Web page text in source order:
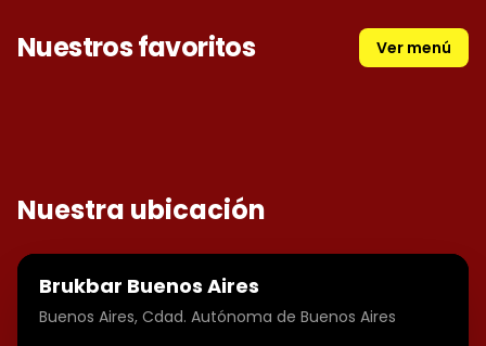
Nuestros favoritos
Ver menú
Nuestra ubicación
Brukbar Buenos Aires
Buenos Aires, Cdad. Autónoma de Buenos Aires